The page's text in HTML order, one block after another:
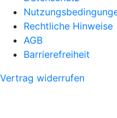
Rechtliche Hinweise
AGB
Barrierefreiheit
Vertrag widerrufen